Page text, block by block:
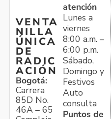
VENTA
NILLA
ÚNICA
DE
RADIC
ACIÓN
Bogotá:
Carrera
85D No.
46A – 65
atención
Lunes a
viernes
8:00 a.m. –
6:00 p.m.
Sábado,
Domingo y
Festivos
Auto
consulta
Puntos de